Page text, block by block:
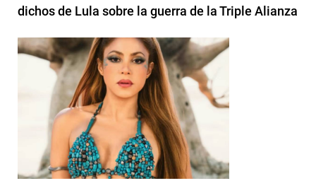
dichos de Lula sobre la guerra de la Triple Alianza